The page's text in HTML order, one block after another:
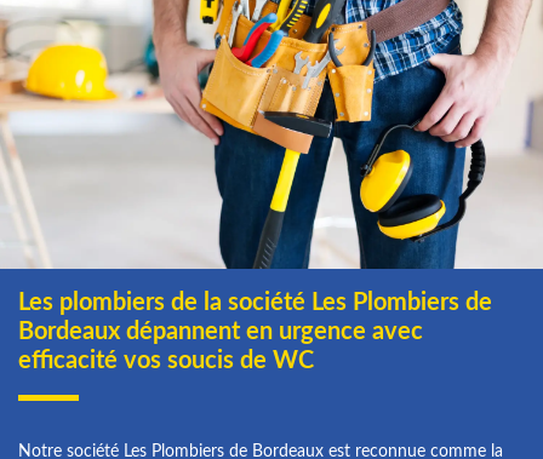
Les plombiers de la société Les Plombiers de
Bordeaux dépannent en urgence avec
efficacité vos soucis de WC
Notre société Les Plombiers de Bordeaux est reconnue comme la